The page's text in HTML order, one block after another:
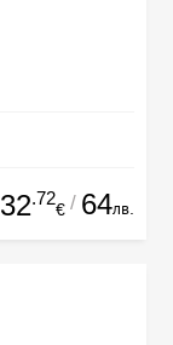
32.72
€ / 64лв.